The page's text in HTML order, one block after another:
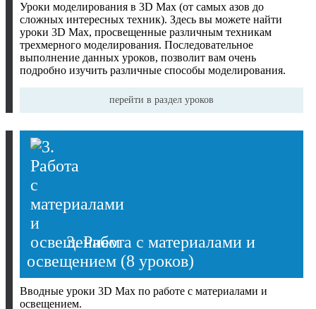
Уроки моделирования в 3D Max (от самых азов до
сложных интересных техник). Здесь вы можете найти
уроки 3D Max, просвещенные различным техникам
трехмерного моделирования. Последовательное
выполнение данных уроков, позволит вам очень
подробно изучить различные способы моделирования.
перейти в раздел уроков
3. Работа с материалами и
освещением (8 уроков)
Вводные уроки 3D Max по работе с материалами и
освещением.